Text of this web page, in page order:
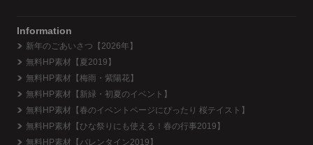
Information
新年のごあいさつ【2026年】
無料HP素材【夏2019】
無料HP素材【梅雨・紫陽花】
無料HP素材【新緑・初夏のイベント】
無料HP素材【春のイベントページにぴったり 桜テイスト】
無料HP素材【ひな祭りにも使える！春の行事2019】
無料HP素材【バレンタイン2019】